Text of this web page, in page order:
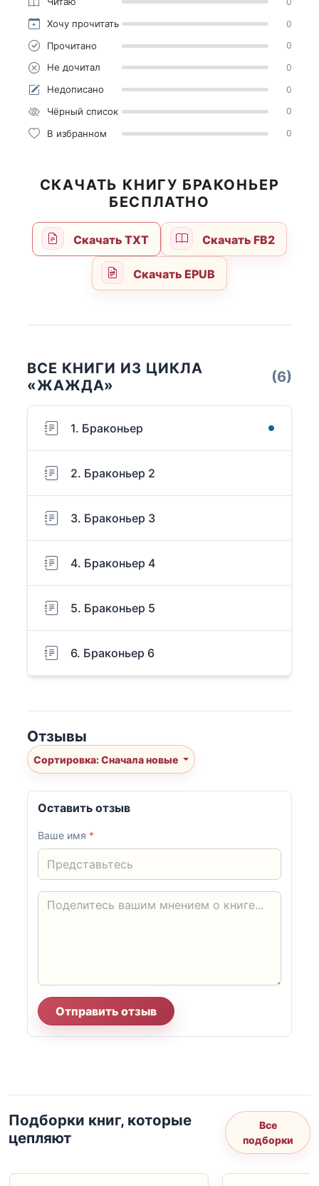
Хочу прочитать 0
Прочитано 0
Не дочитал 0
Недописано 0
Чёрный список 0
В избранном 0
СКАЧАТЬ КНИГУ БРАКОНЬЕР
БЕСПЛАТНО
Скачать TXT Скачать FB2
Скачать EPUB
ВСЕ КНИГИ ИЗ ЦИКЛА
«ЖАЖДА»
(6)
1. Браконьер
2. Браконьер 2
3. Браконьер 3
4. Браконьер 4
5. Браконьер 5
6. Браконьер 6
Отзывы
Сортировка: Сначала новые
Оставить отзыв
Ваше имя *
Отправить отзыв
Подборки книг, которые
цепляют
Все
подборки